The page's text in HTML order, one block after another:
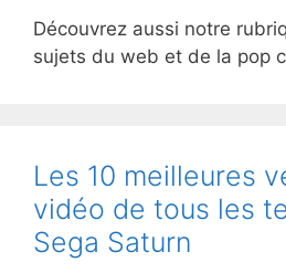
Découvrez aussi notre
sujets du web et de la pop
Les 10 meilleures
vidéo de tous les
Sega Saturn